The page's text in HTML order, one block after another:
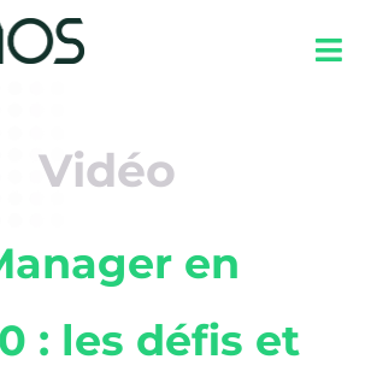
Vidéo
en
: les défis et